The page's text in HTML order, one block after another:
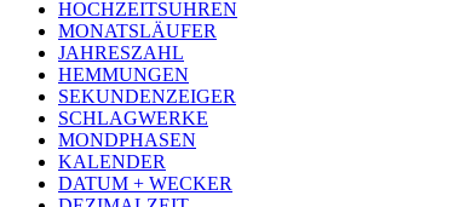
HOCHZEITSUHREN
MONATSLÄUFER
JAHRESZAHL
HEMMUNGEN
SEKUNDENZEIGER
SCHLAGWERKE
MONDPHASEN
KALENDER
DATUM + WECKER